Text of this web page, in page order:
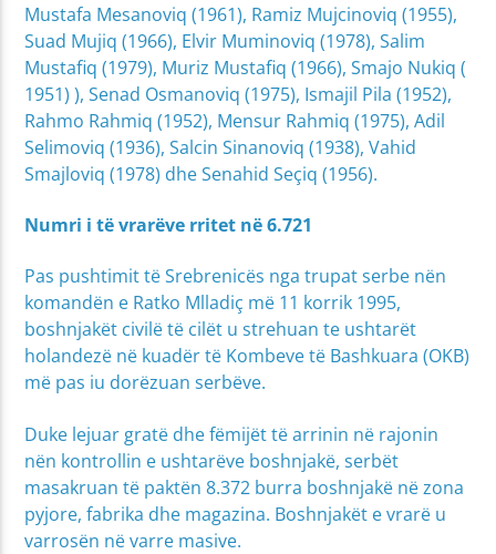
Mustafa Mesanoviq (1961), Ramiz Mujcinoviq (1955),
Suad Mujiq (1966), Elvir Muminoviq (1978), Salim
Mustafiq (1979), Muriz Mustafiq (1966), Smajo Nukiq (
1951) ), Senad Osmanoviq (1975), Ismajil Pila (1952),
Rahmo Rahmiq (1952), Mensur Rahmiq (1975), Adil
Selimoviq (1936), Salcin Sinanoviq (1938), Vahid
Smajloviq (1978) dhe Senahid Seçiq (1956).
Numri i të vrarëve rritet në 6.721
Pas pushtimit të Srebrenicës nga trupat serbe nën
komandën e Ratko Mlladiç më 11 korrik 1995,
boshnjakët civilë të cilët u strehuan te ushtarët
holandezë në kuadër të Kombeve të Bashkuara (OKB)
më pas iu dorëzuan serbëve.
Duke lejuar gratë dhe fëmijët të arrinin në rajonin
nën kontrollin e ushtarëve boshnjakë, serbët
masakruan të paktën 8.372 burra boshnjakë në zona
pyjore, fabrika dhe magazina. Boshnjakët e vrarë u
varrosën në varre masive.